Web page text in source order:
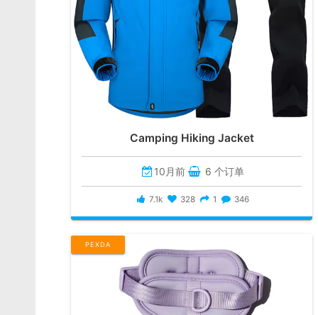
Camping Hiking Jacket
10月前 6 个订单
7.1k 328 1 346
PEXDA